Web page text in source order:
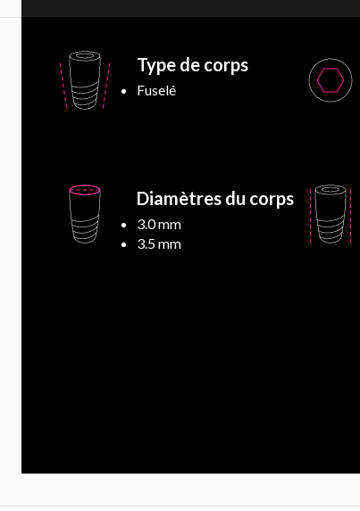
Type de corps
Fuselé
Diamètres du corps
3.0 mm
3.5 mm